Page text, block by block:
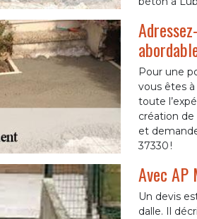
Pour une
vous êtes
toute
création de
et
37330 !
Avec AP
Un devis
dalle. Il